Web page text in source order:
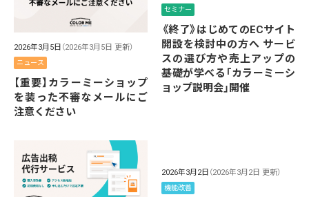
2026年3月5日 （2026年3月5日 更新）
ニュース
【重要】カラーミーショップ
を装った不審なメールにご
注意ください
セミナー
《終了》はじめてのECサイト
開設を検討中の方へ サービ
スの選び方や売上アップの
基礎が学べる「カラーミーシ
ョップ説明会」開催
2026年3月2日 （2026年3月2日 更新）
機能改善